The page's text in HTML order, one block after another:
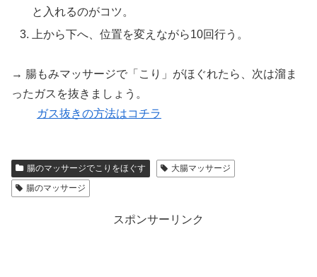
と入れるのがコツ。
上から下へ、位置を変えながら10回行う。
→ 腸もみマッサージで「こり」がほぐれたら、次は溜ま
ったガスを抜きましょう。
ガス抜きの方法はコチラ
腸のマッサージでこりをほぐす
大腸マッサージ
腸のマッサージ
スポンサーリンク